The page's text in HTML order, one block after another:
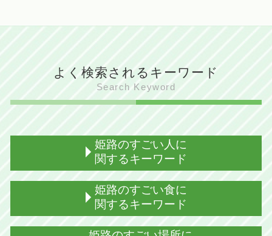
よく検索されるキーワード
Search Keyword
姫路のすごい人に
関するキーワード
姫路出身 歌手
姫路出身 ボーカル
姫路出身 女優
姫路 すごい人えらい人
姫路のすごい食に
関するキーワード
姫路 えきそば とは